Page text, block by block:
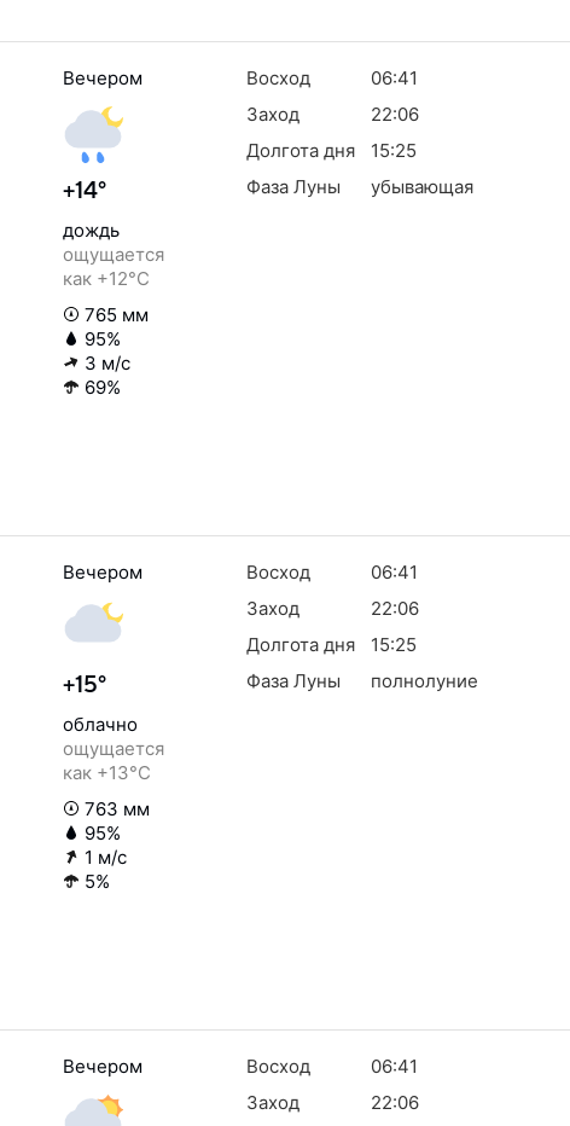
Вечером
+14°
дождь
ощущается
как +12°C
765 мм
95%
3 м/с
69%
Восход
06:41
Заход
22:06
Долгота дня
15:25
Фаза Луны
убывающая
Вечером
+15°
облачно
ощущается
как +13°C
763 мм
95%
1 м/с
5%
Восход
06:41
Заход
22:06
Долгота дня
15:25
Фаза Луны
полнолуние
Вечером Восход
06:41
Заход
22:06